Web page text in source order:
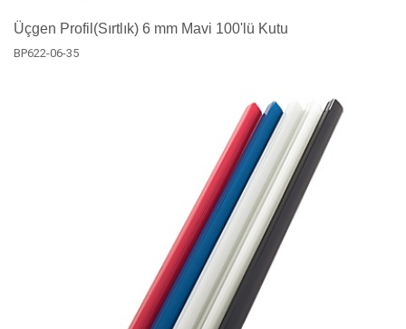
Üçgen Profil(Sırtlık) 6 mm Mavi 100'lü Kutu
BP622-06-35